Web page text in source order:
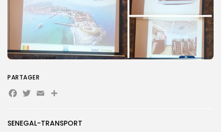
for:
SENEGAL-TRANSPORT
PARTAGER
Facebook
Twitter
EmailPartager